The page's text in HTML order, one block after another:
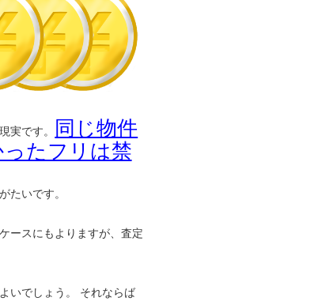
実です。
同じ物件
たフリは禁
たいです。
ースにもよりますが、査定
いでしょう。 それならば